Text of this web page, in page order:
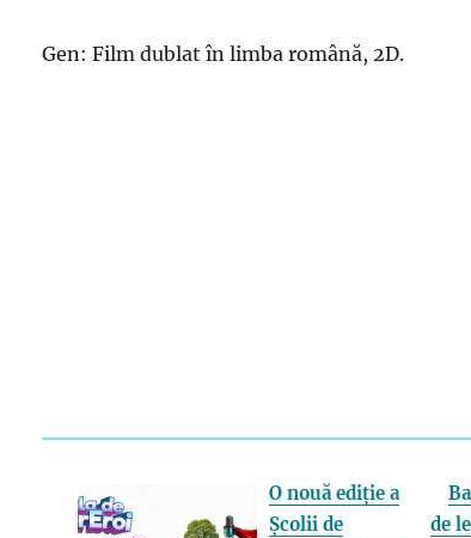
Gen: Film dublat în limba română, 2D.
O nouă ediție a
Școlii de
de